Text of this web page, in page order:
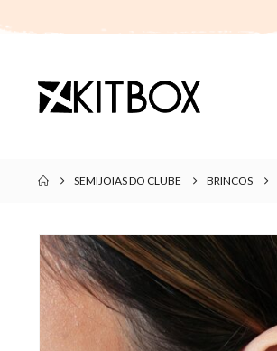
SEMIJOIAS DO CLUBE BRINCOS